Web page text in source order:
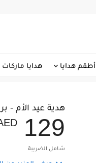
أطقم هدايا هدايا ماركات
هدية عيد الأم -
129
شامل الضريبة